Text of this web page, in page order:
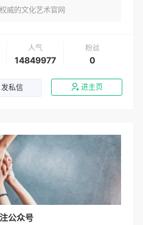
威的文化艺术官网
人气
14849977
粉丝
0
发私信 进主页
公众号